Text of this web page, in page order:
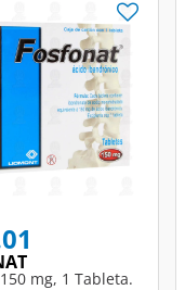
from
mg, 1 Tableta.